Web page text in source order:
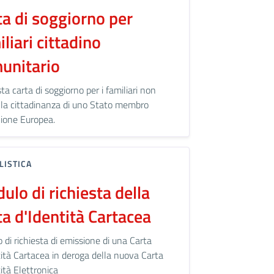
di soggiorno per
cittadino
carta di soggiorno per i familiari non
cittadinanza di uno Stato membro
Europea.
di richiesta della
d'Identità Cartacea
di richiesta di emissione di una Carta
Cartacea in deroga della nuova Carta
Elettronica